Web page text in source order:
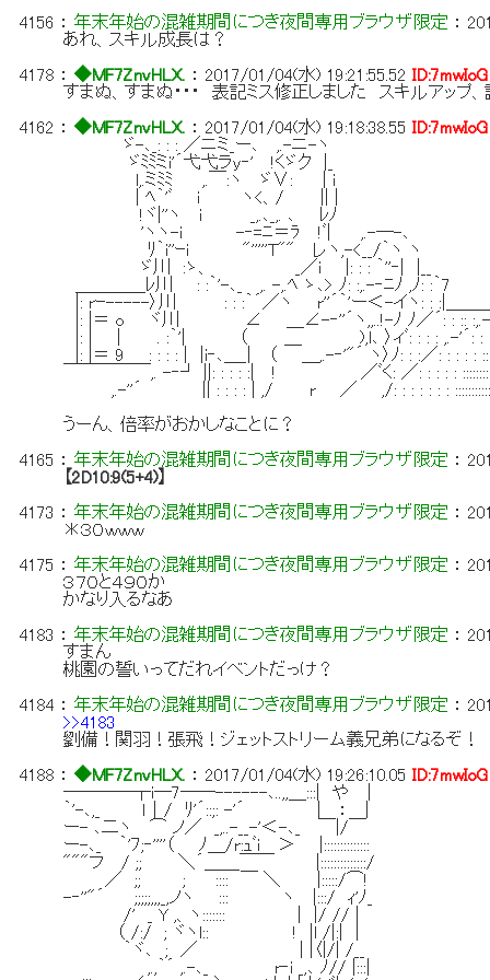
4156 ：年末年始の混雑期間につき夜間専用ブラウザ限定 ：
あれ、スキル成長は？
4178 ：◆MF7ZnvHLX. ：2017/01/04(水) 19:21:55.52
すまぬ、すまぬ・・・ 表記ミス修正しました スキルアップ
4162 ：◆MF7ZnvHLX. ：2017/01/04(水) 19:18:38.55
ゞ-､_: : : ／ニミ_ー､ ,.-ニ-ヽ
ゞﾐﾐミi'´弋弋ラy‐' !くゞク |_
l,.ミﾐﾐ ,.￣:ヽ ゞ∨: | i
| ﾍ｀'ﾞ i ヽ<、/ || |
!ヾ|''ヽ i _,.､_,. ､ ﾚﾉ
'ヽヽ-i -‐=ﾆ＝ﾗ !ﾞ| ,.-―-､
ﾘ｀i''ｰi "'''''T"" レヽ,-<__/｀ヽ ヽ
ゞ川 :ゝ、 _／i |: : : ｀''‐| |__
＿＿＿＿ﾚ川 : :｀'-､_ ,. -,.ﾍ ゝ､> ﾉ: :,.-‐ﾆﾉ ,ﾉ: :｀
|: rｰ-----〉川 : : :｀´／ヽ r''´｀'ー＜-イヽ: : :|＿＿
|: |＝ o ヾ川 ∠ ＿∠-‐''´ヽ,,..!-ﾉ ﾉ／´: : :: :,.-
|: | | . :｀'| （ ＿ ),l､ 〉ィﾞ: : : : ,.-'´: : : :
|: |＝ 9 : : : : | |i‐､＿_| （ ＿,.-‐'"´ ヽ〉ﾉ: : :／: : : : :
￣￣￣￣￣,. -‐┘ ||: : : : :| ! ／ﾞく: ／: : : : :
,.-''´ || : : : : | ,/ r ／ ,/: : : : : : :
うーん、倍率がおかしなことに？
4165 ：年末年始の混雑期間につき夜間専用ブラウザ限定 ：
【2D10:9(5+4)】
4173 ：年末年始の混雑期間につき夜間専用ブラウザ限定 ：
＊３０ｗｗｗ
4175 ：年末年始の混雑期間につき夜間専用ブラウザ限定 ：
３７０と４９０か
かなり入るなあ
4183 ：年末年始の混雑期間につき夜間専用ブラウザ限定 ：
すまん
桃園の誓いってだれイベントだっけ？
4184 ：年末年始の混雑期間につき夜間専用ブラウザ限定 ：
>>4183
劉備！関羽！張飛！ジェットストリーム義兄弟になるぞ！
4188 ：◆MF7ZnvHLX. ：2017/01/04(水) 19:26:10.05
――――┬i―7――------､..,,＿:::| や |
｀'-､,_ ｌ｜/ ﾘ'´::;: -'´ | ： |
ー- ､二ヽ ⌒ ノ／ _,..-__-'＜-､_ ￣|/￣
ー-､_ ｀'ﾌ;‐''''（ ﾉ＿/r:ｭﾞi ＞ |::::::::::::::
"""フ / ;; ＼´＿＿￣￣ |::::::::::::::/
／ ;; ; :::: ￣ ＼ |:::::/⌒!
-‐''"´ ;;;;;,,,_,ノヽ ::: ヽ |:::/ ｨ'ﾉ_
/' _ Y ,、ヽ::::::: | |/ // |
（ /:/ ; ヾヽl:: ! |l /|:| |
｀ヾ､ ; ／ | |〈|/| /__
,.,｀´ ,.-､_ r‐i _,､ ﾉ// |:::|